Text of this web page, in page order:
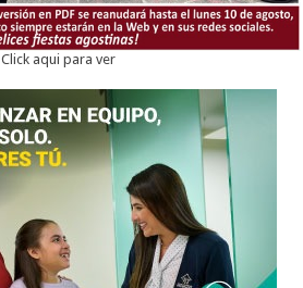
Click aqui para ver